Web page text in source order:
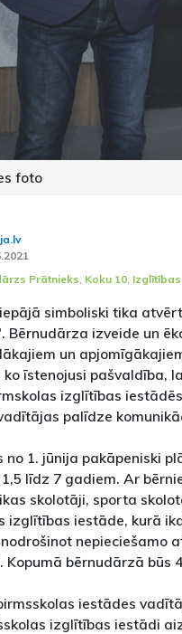
foto
Prātnieks, Koku 10,
simboliski tika
Bērnudārza izveide un
un
īstenojusi pašvaldība,
izglītības
palīdze
no 1. jūnija pakāpeniski
līdz 7 gadiem. Ar
skolotāji, sporta
izglītības iestāde, kurā
nepieciešamo
Kopumā bērnudārzā būs
iestādes
izglītības iestādi